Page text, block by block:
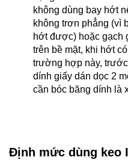
không dùng bay hớt
không trơn phẳng (vì
hớt được) hoặc gạch
trên bề mặt, khi hớt
trường hợp này,
dính giấy dán dọc 2
cần bóc băng dính là
Định mức dùng keo